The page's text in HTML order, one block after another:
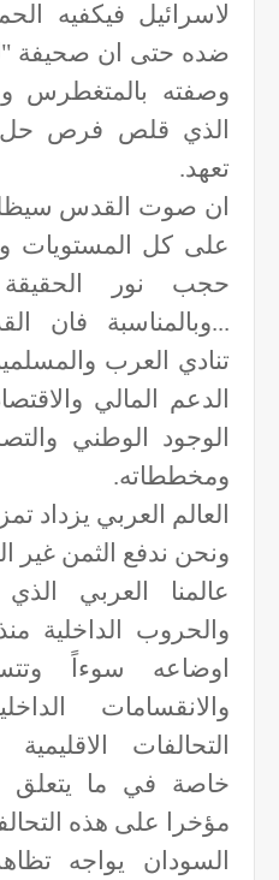
لاسرائيل فيكفيه
ضده حتى ان صحيفة
وصفته بالمتغطرس
الذي قلص فرص حل
تعهد.
ان صوت القدس سيظل
على كل المستويات
حجب نور
...وبالمناسبة فان
تنادي العرب
الدعم المالي
الوجود الوطني
ومخططاته.
العالم العربي يزداد
ونحن ندفع الثمن غير
عالمنا العربي
والحروب الداخلية
اوضاعه سوءاً
والانقسامات
التحالفات
خاصة في ما يتعلق
مؤخرا على هذه
السودان يواجه